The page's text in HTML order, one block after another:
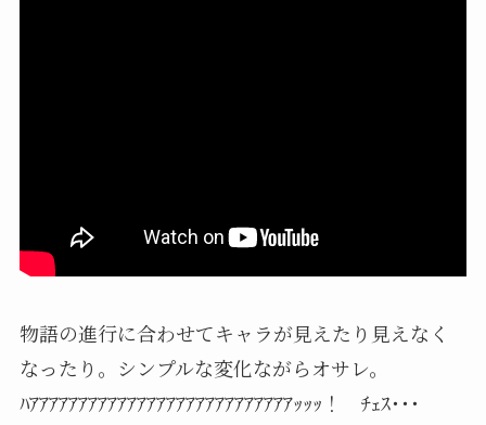
物語の進行に合わせてキャラが見えたり見えなく
なったり。シンプルな変化ながらオサレ。
ﾊｱｱｱｱｱｱｱｱｱｱｱｱｱｱｱｱｱｱｱｱｱｱｱｱｱｱｱｯｯｯ！ ﾁｪｽ･･･